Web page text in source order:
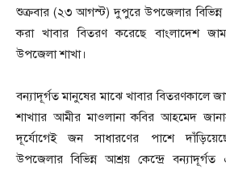
শুক্রবার (২৩ আগস্ট) দুপুরে উপজেলার বিভিন্ন
করা খাবার বিতরণ করেছে বাংলাদেশ
উপজেলা শাখা।
বন্যাদূর্গত মানুষের মাঝে খাবার বিতরণকালে
শাখাার আমীর মাওলানা কবির আহমেদ
দূর্যোগেই জন সাধারণের পাশে
উপজেলার বিভিন্ন আশ্রয় কেন্দ্রে